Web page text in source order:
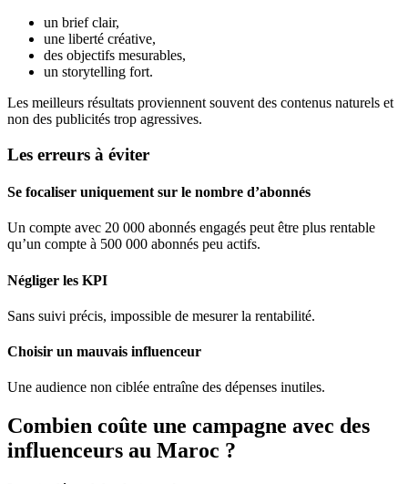
un brief clair,
une liberté créative,
des objectifs mesurables,
un storytelling fort.
Les meilleurs résultats proviennent souvent des contenus naturels et
non des publicités trop agressives.
Les erreurs à éviter
Se focaliser uniquement sur le nombre d’abonnés
Un compte avec 20 000 abonnés engagés peut être plus rentable
qu’un compte à 500 000 abonnés peu actifs.
Négliger les KPI
Sans suivi précis, impossible de mesurer la rentabilité.
Choisir un mauvais influenceur
Une audience non ciblée entraîne des dépenses inutiles.
Combien coûte une campagne avec des
influenceurs au Maroc ?